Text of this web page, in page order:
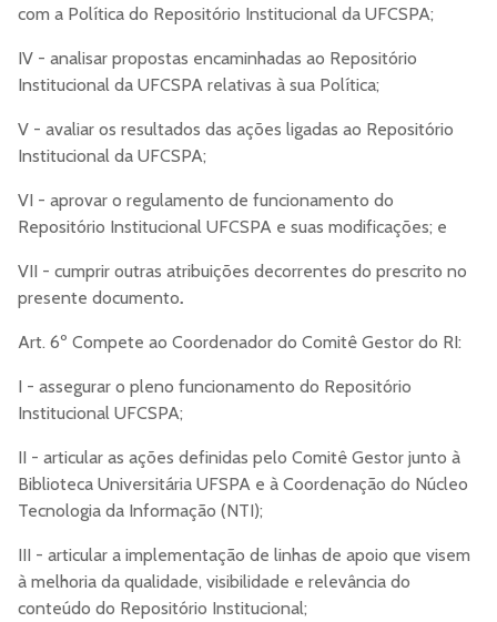
com a Política do Repositório Institucional da UFCSPA;
IV - analisar propostas encaminhadas ao Repositório
Institucional da UFCSPA relativas à sua Política;
V - avaliar os resultados das ações ligadas ao Repositório
Institucional da UFCSPA;
VI - aprovar o regulamento de funcionamento do
Repositório Institucional UFCSPA e suas modificações; e
VII - cumprir outras atribuições decorrentes do prescrito no
presente documento.
Art. 6º Compete ao Coordenador do Comitê Gestor do RI:
I - assegurar o pleno funcionamento do Repositório
Institucional UFCSPA;
II - articular as ações definidas pelo Comitê Gestor junto à
Biblioteca Universitária UFSPA e à Coordenação do Núcleo
Tecnologia da Informação (NTI);
III - articular a implementação de linhas de apoio que visem
à melhoria da qualidade, visibilidade e relevância do
conteúdo do Repositório Institucional;